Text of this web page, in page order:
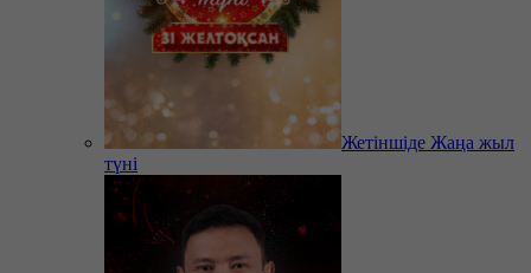
Жетіншіде Жаңа жыл
түні